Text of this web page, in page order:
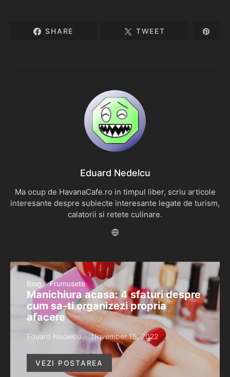
SHARE TWEET
Eduard Nedelcu
Ma ocup de HavanaCafe.ro in timpul liber, scriu articole
interesante despre subiecte interesante legate de turism,
calatorii si retete culinare.
Blog Frumusete
Manichiura acasa: 4 sfaturi despre
cum sa-ti organizezi propria
afacere
Eduard Nedelcu November 15, 2022
VEZI POSTAREA